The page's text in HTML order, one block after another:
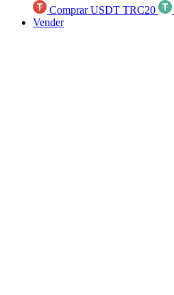
Comprar USDT TRC20
Vender